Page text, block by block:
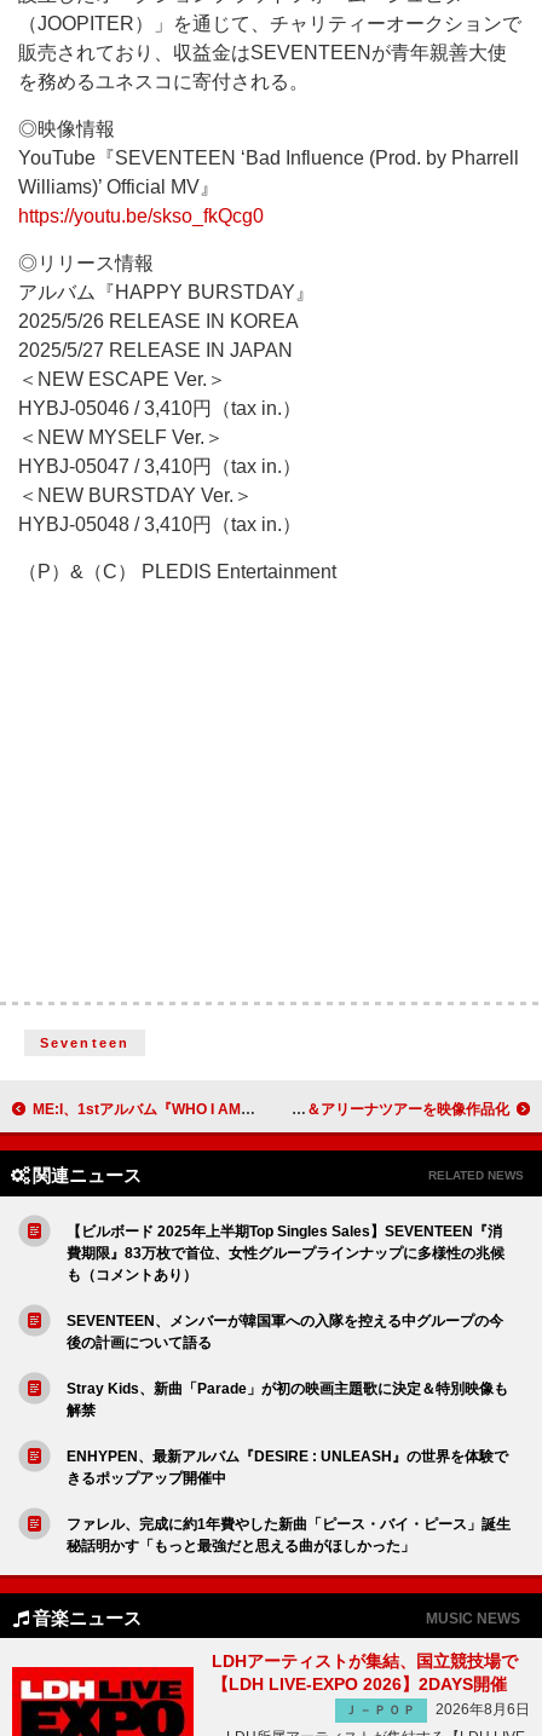
（JOOPITER）」を通じて、チャリティーオークションで
販売されており、収益金はSEVENTEENが青年親善大使
を務めるユネスコに寄付される。
◎映像情報
YouTube『SEVENTEEN ‘Bad Influence (Prod. by Pharrell
Williams)’ Official MV』
https://youtu.be/skso_fkQcg0
◎リリース情報
アルバム『HAPPY BURSTDAY』
2025/5/26 RELEASE IN KOREA
2025/5/27 RELEASE IN JAPAN
＜NEW ESCAPE Ver.＞
HYBJ-05046 / 3,410円（tax in.）
＜NEW MYSELF Ver.＞
HYBJ-05047 / 3,410円（tax in.）
＜NEW BURSTDAY Ver.＞
HYBJ-05048 / 3,410円（tax in.）
（P）&（C） PLEDIS Entertainment
Seventeen
ME:I、1stアルバム『WHO I AM』9月リリース LiSA、2024年の日本武道館公演＆アリーナツアーを映像作品化
関連ニュース RELATED NEWS
【ビルボード 2025年上半期Top Singles Sales】SEVENTEEN『消
費期限』83万枚で首位、女性グループラインナップに多様性の兆候
も（コメントあり）
SEVENTEEN、メンバーが韓国軍への入隊を控える中グループの今
後の計画について語る
Stray Kids、新曲「Parade」が初の映画主題歌に決定＆特別映像も
解禁
ENHYPEN、最新アルバム『DESIRE : UNLEASH』の世界を体験で
きるポップアップ開催中
ファレル、完成に約1年費やした新曲「ピース・バイ・ピース」誕生
秘話明かす「もっと最強だと思える曲がほしかった」
音楽ニュース MUSIC NEWS
LDHアーティストが集結、国立競技場で
【LDH LIVE-EXPO 2026】2DAYS開催
Ｊ－ＰＯＰ
2026年8月6日